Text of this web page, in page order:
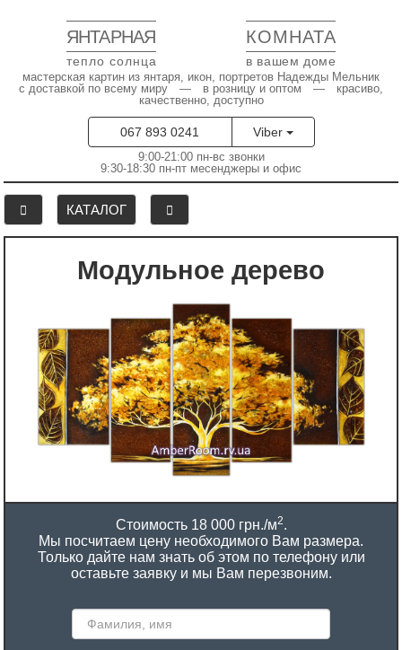
ЯНТАРНАЯ КОМНАТА
тепло солнца в вашем доме
мастерская картин из янтаря, икон, портретов Надежды Мельник
с доставкой по всему миру — в розницу и оптом — красиво,
качественно, доступно
067 893 0241 Viber
9:00-21:00 пн-вс звонки
9:30-18:30 пн-пт месенджеры и офис
КАТАЛОГ
Модульное дерево
Стоимость 18 000 грн./м2.
Мы посчитаем цену необходимого Вам размера.
Только дайте нам знать об этом по телефону или
оставьте заявку и мы Вам перезвоним.